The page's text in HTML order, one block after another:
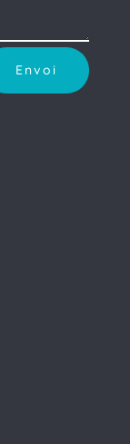
Envoi